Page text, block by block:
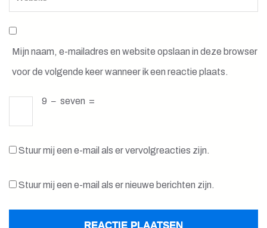
Mijn naam, e-mailadres en website opslaan in deze browser
voor de volgende keer wanneer ik een reactie plaats.
9 − seven =
Stuur mij een e-mail als er vervolgreacties zijn.
Stuur mij een e-mail als er nieuwe berichten zijn.